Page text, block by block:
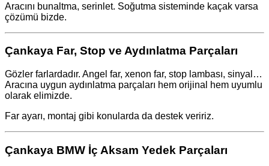
Aracını bunaltma, serinlet. Soğutma sisteminde kaçak varsa
çözümü bizde.
Çankaya Far, Stop ve Aydınlatma Parçaları
Gözler farlardadır. Angel far, xenon far, stop lambası, sinyal…
Aracına uygun aydınlatma parçaları hem orijinal hem uyumlu
olarak elimizde.
Far ayarı, montaj gibi konularda da destek veririz.
Çankaya BMW İç Aksam Yedek Parçaları